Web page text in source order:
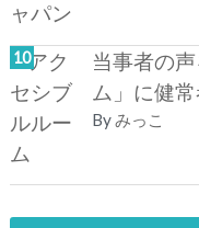
当事者の
ム」に健
Byみっこ